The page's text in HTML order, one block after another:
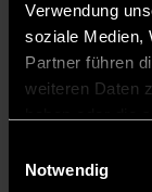
Verwendung
soziale Medien,
Partner führen
weiteren Daten
Notwendig